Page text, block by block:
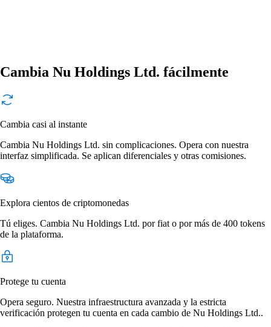
Cambia Nu Holdings Ltd. fácilmente
Cambia casi al instante
Cambia Nu Holdings Ltd. sin complicaciones. Opera con nuestra
interfaz simplificada. Se aplican diferenciales y otras comisiones.
Explora cientos de criptomonedas
Tú eliges. Cambia Nu Holdings Ltd. por fiat o por más de 400 tokens
de la plataforma.
Protege tu cuenta
Opera seguro. Nuestra infraestructura avanzada y la estricta
verificación protegen tu cuenta en cada cambio de Nu Holdings Ltd..